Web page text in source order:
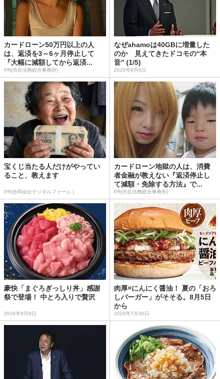
カードローン50万円以上の人
は、返済を3～6ヶ月停止して
『大幅に減額してから返済...
PR(渋谷法務総合事務所)
なぜahamoは40GBに増量した
のか 見えてきたドコモの“本
音” (1/5)
2026年8月6日
宝くじ当たる人だけがやってい
ること、教えます
PR(合同会社デジタルファーム )
カードローン地獄の人は、消費
者金融が教えない『返済停止し
て減額・免除する方法』で...
PR(渋谷法務総合事務所)
豪快「まぐろぎっしり丼」感謝
祭で登場！ 中とろ入りで贅沢
2026年8月8日
肉厚×にんにく醤油！ 夏の「おろ
しバーガー」がそそる。8月5日
から
2026年7月30日